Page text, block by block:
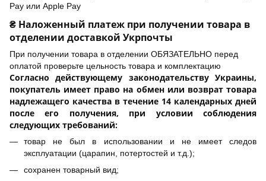
Pay или Apple Pay
₴ Наложенный платеж при получении товара в
отделении доставкой Укрпочты
При получении товара в отделении ОБЯЗАТЕЛЬНО перед
оплатой проверьте цельность товара и комплектацию
Согласно действующему законодательству Украины,
покупатель имеет право на обмен или возврат товара
надлежащего качества в течение 14 календарных дней
после его получения, при условии соблюдения
следующих требований:
товар не был в использовании и не имеет следов
эксплуатации (царапин, потертостей и т.д.);
сохранен товарный вид;